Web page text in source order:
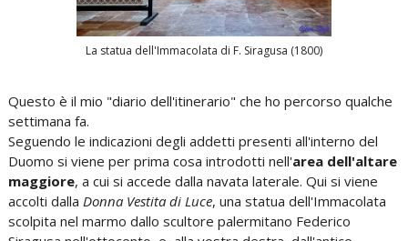
La statua dell'Immacolata di F. Siragusa (1800)
Questo è il mio "diario dell'itinerario" che ho percorso qualche
settimana fa.
Seguendo le indicazioni degli addetti presenti all'interno del
Duomo si viene per prima cosa introdotti nell'area dell'altare
maggiore, a cui si accede dalla navata laterale. Qui si viene
accolti dalla Donna Vestita di Luce, una statua dell'Immacolata
scolpita nel marmo dallo scultore palermitano Federico